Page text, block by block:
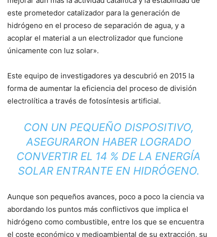
este prometedor catalizador para la generación de
hidrógeno en el proceso de separación de agua, y a
acoplar el material a un electrolizador que funcione
únicamente con luz solar».
Este equipo de investigadores ya descubrió en 2015 la
forma de aumentar la eficiencia del proceso de división
electrolítica a través de fotosíntesis artificial.
CON UN PEQUEÑO DISPOSITIVO,
ASEGURARON HABER LOGRADO
CONVERTIR EL 14 % DE LA ENERGÍA
SOLAR ENTRANTE EN HIDRÓGENO.
Aunque son pequeños avances, poco a poco la ciencia va
abordando los puntos más conflictivos que implica el
hidrógeno como combustible, entre los que se encuentra
el coste económico y medioambiental de su extracción, su